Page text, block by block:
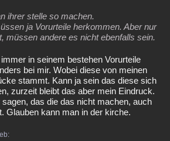
ihrer stelle so machen.
ja Vorurteile herkommen. Aber nur
müssen andere es nicht ebenfalls sein.
in seinem bestehen Vorurteile
bei mir. Wobei diese von meinen
stammt. Kann ja sein das diese sich
zurzeit bleibt das aber mein Eindruck.
das die das nicht machen, auch
Glauben kann man in der kirche.